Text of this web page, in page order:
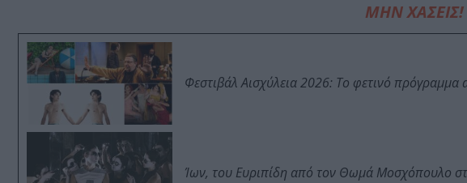
ΜΗΝ ΧΑΣΕΙΣ!
Φεστιβάλ Αισχύλεια 2026: Το φετινό πρόγραμμα
Ίων, του Ευριπίδη από τον Θωμά Μοσχόπουλο